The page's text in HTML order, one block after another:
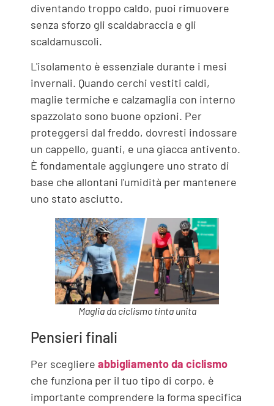
diventando troppo caldo, puoi rimuovere
senza sforzo gli scaldabraccia e gli
scaldamuscoli.
L'isolamento è essenziale durante i mesi
invernali. Quando cerchi vestiti caldi,
maglie termiche e calzamaglia con interno
spazzolato sono buone opzioni. Per
proteggersi dal freddo, dovresti indossare
un cappello, guanti, e una giacca antivento.
È fondamentale aggiungere uno strato di
base che allontani l'umidità per mantenere
uno stato asciutto.
Maglia da ciclismo tinta unita
Pensieri finali
Per scegliere abbigliamento da ciclismo
che funziona per il tuo tipo di corpo, è
importante comprendere la forma specifica